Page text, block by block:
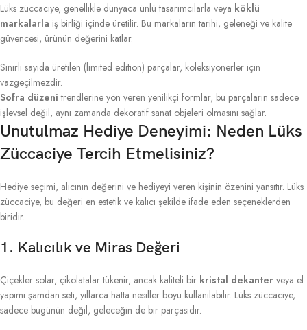
Lüks züccaciye, genellikle dünyaca ünlü tasarımcılarla veya köklü
markalarla iş birliği içinde üretilir. Bu markaların tarihi, geleneği ve kalite
güvencesi, ürünün değerini katlar.
Sınırlı sayıda üretilen (limited edition) parçalar, koleksiyonerler için
vazgeçilmezdir.
Sofra düzeni trendlerine yön veren yenilikçi formlar, bu parçaların sadece
işlevsel değil, aynı zamanda dekoratif sanat objeleri olmasını sağlar.
Unutulmaz Hediye Deneyimi: Neden Lüks
Züccaciye Tercih Etmelisiniz?
Hediye seçimi, alıcının değerini ve hediyeyi veren kişinin özenini yansıtır. Lüks
züccaciye, bu değeri en estetik ve kalıcı şekilde ifade eden seçeneklerden
biridir.
1. Kalıcılık ve Miras Değeri
Çiçekler solar, çikolatalar tükenir, ancak kaliteli bir kristal dekanter veya el
yapımı şamdan seti, yıllarca hatta nesiller boyu kullanılabilir. Lüks züccaciye,
sadece bugünün değil, geleceğin de bir parçasıdır.